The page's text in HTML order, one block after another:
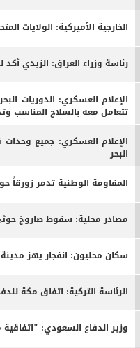
الخارجية الأميركية: الولايات
رئاسة وزراء العراق: الزيدي
الإعلام العسكري: الدوريات
تتعامل معه بالسلاح المناسب
الإعلام العسكري: جميع
البحر
المقاومة الوطنية تدمر زورقاً
مصادر محلية: سقوط صاروخ
سكان محليون: انفجار يهز مدينة
الرئاسة التركية: اتفاق مكة
وزير الدفاع السعودي: "اتفاقية